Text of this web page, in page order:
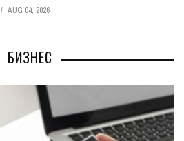
AUG 04, 2026
БИЗНЕС